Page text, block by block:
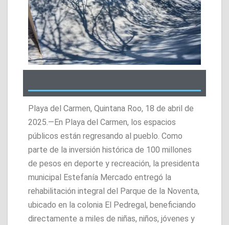
Playa del Carmen, Quintana Roo, 18 de abril de
2025.—En Playa del Carmen, los espacios
públicos están regresando al pueblo. Como
parte de la inversión histórica de 100 millones
de pesos en deporte y recreación, la presidenta
municipal Estefanía Mercado entregó la
rehabilitación integral del Parque de la Noventa,
ubicado en la colonia El Pedregal, beneficiando
directamente a miles de niñas, niños, jóvenes y